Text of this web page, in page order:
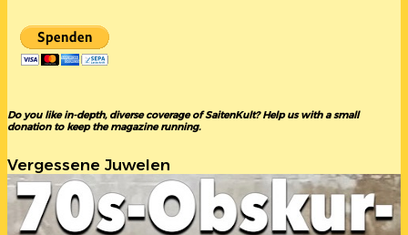
Do you like in-depth, diverse coverage of SaitenKult? Help us with a small
donation to keep the magazine running.
Vergessene Juwelen